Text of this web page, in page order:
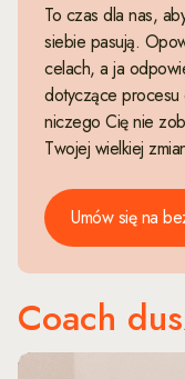
To czas dla nas,
siebie pasują.
celach, a ja
dotyczące
niczego Cię nie
Twojej wielkiej
Umów się na
Coach